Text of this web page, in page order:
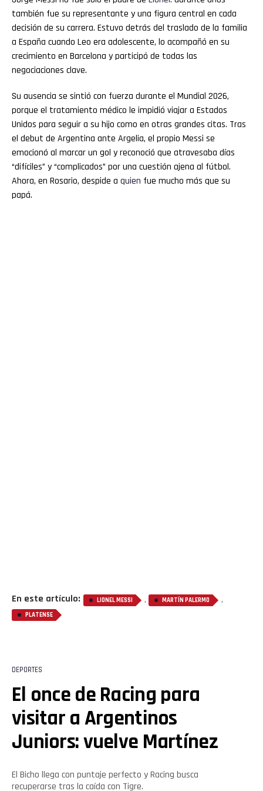
también fue su representante y una figura central en cada
decisión de su carrera. Estuvo detrás del traslado de la familia
a España cuando Leo era adolescente, lo acompañó en su
crecimiento en Barcelona y participó de todas las
negociaciones clave.
Su ausencia se sintió con fuerza durante el Mundial 2026,
porque el tratamiento médico le impidió viajar a Estados
Unidos para seguir a su hijo como en otras grandes citas. Tras
el debut de Argentina ante Argelia, el propio Messi se
emocionó al marcar un gol y reconoció que atravesaba días
“difíciles” y “complicados” por una cuestión ajena al fútbol.
Ahora, en Rosario, despide a quien fue mucho más que su
papá.
En este artículo: LIONEL MESSI , MARTÍN PALERMO ,
PLATENSE
DEPORTES
El once de Racing para
visitar a Argentinos
Juniors: vuelve Martínez
El Bicho llega con puntaje perfecto y Racing busca
recuperarse tras la caída con Tigre.